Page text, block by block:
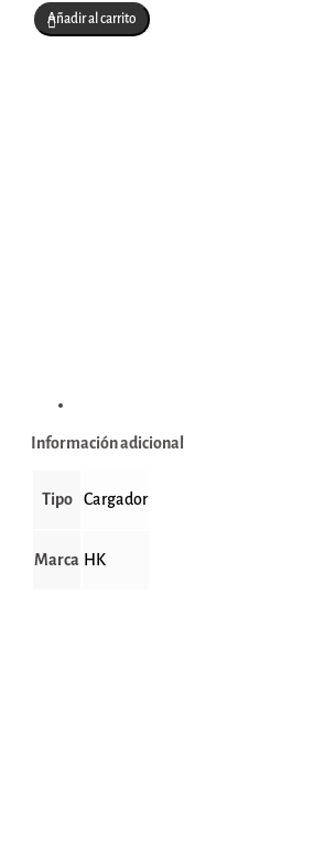
Añadir al carrito
Información adicional
Tipo Cargador
Marca HK